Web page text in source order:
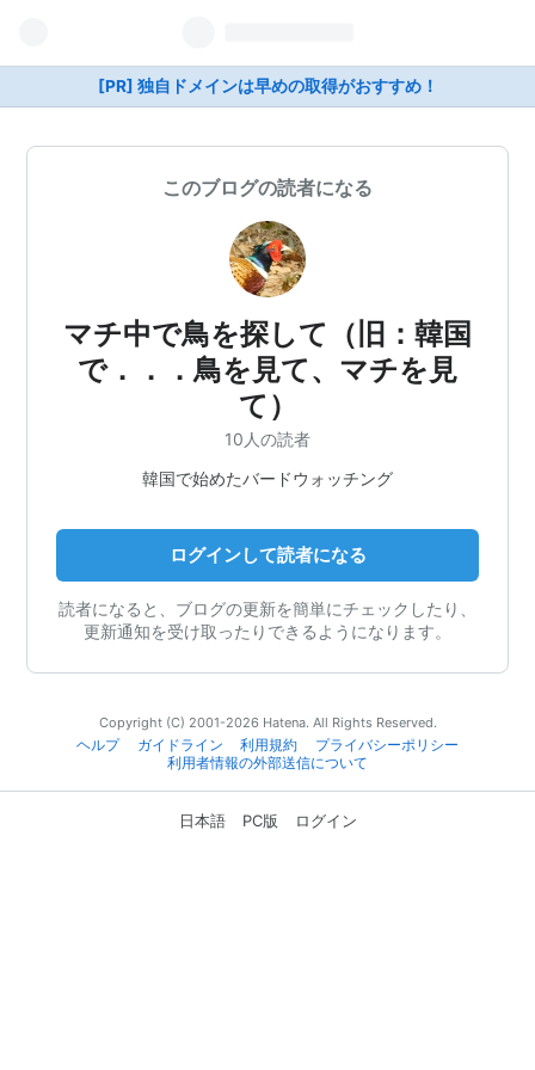
[PR] 独自ドメインは早めの取得がおすすめ！
このブログの読者になる
マチ中で鳥を探して（旧：韓国
で．．．鳥を見て、マチを見
て）
10人の読者
韓国で始めたバードウォッチング
ログインして読者になる
読者になると、ブログの更新を簡単にチェックしたり、
更新通知を受け取ったりできるようになります。
Copyright (C) 2001-2026 Hatena. All Rights Reserved.
ヘルプ
ガイドライン 利用規約
プライバシーポリシー
利用者情報の外部送信について
日本語 PC版 ログイン